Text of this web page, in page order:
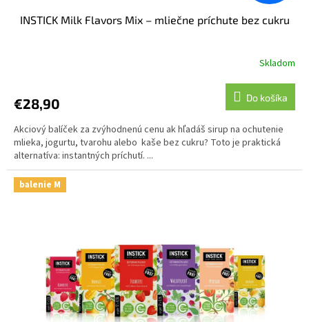
INSTICK Milk Flavors Mix – mliečne príchute bez cukru
Skladom
€28,90 Do košíka
Akciový balíček za zvýhodnenú cenu ak hľadáš sirup na ochutenie
mlieka, jogurtu, tvarohu alebo kaše bez cukru? Toto je praktická
alternatíva: instantných príchutí. ...
balenie M